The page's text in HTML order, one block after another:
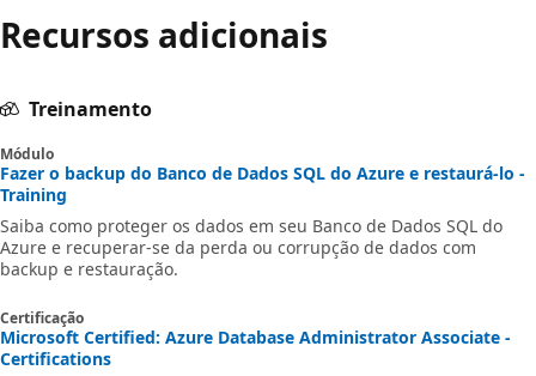
Recursos adicionais
Treinamento
Módulo
Fazer o backup do Banco de Dados SQL do Azure e restaurá-lo -
Training
Saiba como proteger os dados em seu Banco de Dados SQL do
Azure e recuperar-se da perda ou corrupção de dados com
backup e restauração.
Certificação
Microsoft Certified: Azure Database Administrator Associate -
Certifications